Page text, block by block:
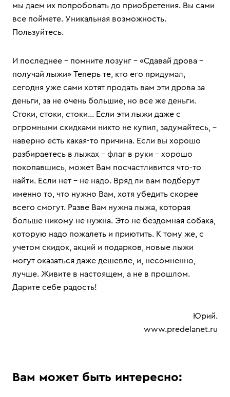
мы даем их попробовать до приобретения. Вы сами
все поймете. Уникальная возможность.
Пользуйтесь.
И последнее – помните лозунг – «Сдавай дрова –
получай лыжи» Теперь те, кто его придумал,
сегодня уже сами хотят продать вам эти дрова за
деньги, за не очень большие, но все же деньги.
Стоки, стоки, стоки… Если эти лыжи даже с
огромными скидками никто не купил, задумайтесь, -
наверно есть какая-то причина. Если вы хорошо
разбираетесь в лыжах – флаг в руки - хорошо
покопавшись, может Вам посчастливится что-то
найти. Если нет – не надо. Вряд ли вам подберут
именно то, что нужно Вам, хотя убедить скорее
всего смогут. Разве Вам нужна лыжа, которая
больше никому не нужна. Это не бездомная собака,
которую надо пожалеть и приютить. К тому же, с
учетом скидок, акций и подарков, новые лыжи
могут оказаться даже дешевле, и, несомненно,
лучше. Живите в настоящем, а не в прошлом.
Дарите себе радость!
Юрий.
www.predelanet.ru
Вам может быть интересно: